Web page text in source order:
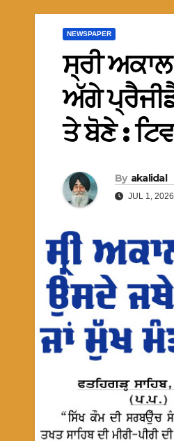
NEWSPAPER
ਸ੍ਰੀ
ਅੱਗੇ
ਤੇ ਬੋਣੇ :
By akalidal
JUL 1, 2026